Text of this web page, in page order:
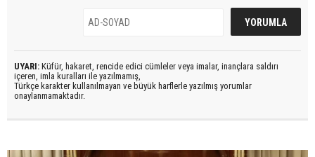
UYARI: Küfür, hakaret, rencide edici cümleler veya imalar, inançlara saldırı
içeren, imla kuralları ile yazılmamış,
Türkçe karakter kullanılmayan ve büyük harflerle yazılmış yorumlar
onaylanmamaktadır.